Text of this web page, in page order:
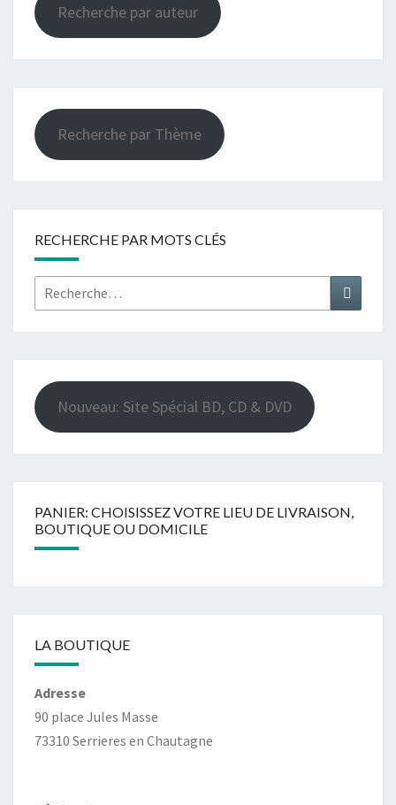
Recherche par auteur
Recherche par Thème
RECHERCHE PAR MOTS CLÉS
Rechercher :
Nouveau: Site Spécial BD, CD & DVD
PANIER: CHOISISSEZ VOTRE LIEU DE LIVRAISON,
BOUTIQUE OU DOMICILE
LA BOUTIQUE
Adresse
90 place Jules Masse
73310 Serrieres en Chautagne